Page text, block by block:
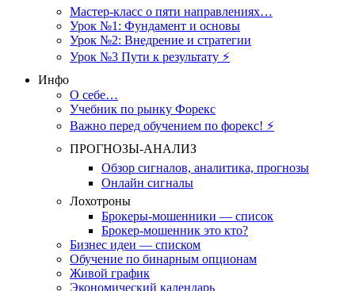
Мастер-класс о пяти направлениях…
Урок №1: Фундамент и основы
Урок №2: Внедрение и стратегии
Урок №3 Пути к результату ⚡️
Инфо
О себе…
Учебник по рынку Форекс
Важно перед обучением по форекс! ⚡
ПРОГНОЗЫ-АНАЛИЗ
Обзор сигналов, аналитика, прогнозы
Онлайн сигналы
Лохотроны
Брокеры-мошенники — список
Брокер-мошенник это кто?
Бизнес идеи — списком
Обучение по бинарным опционам
Живой график
Экономический календарь